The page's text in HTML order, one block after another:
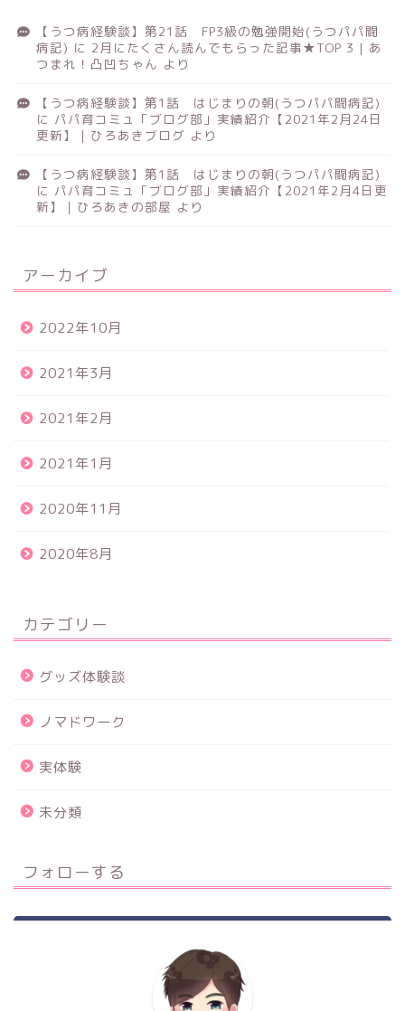
【うつ病経験談】第21話 FP3級の勉強開始(うつパパ闘
病記) に 2月にたくさん読んでもらった記事★TOP 3 | あ
つまれ！凸凹ちゃん より
【うつ病経験談】第1話 はじまりの朝(うつパパ闘病記)
に パパ育コミュ「ブログ部」実績紹介【2021年2月24日
更新】｜ひろあきブログ より
【うつ病経験談】第1話 はじまりの朝(うつパパ闘病記)
に パパ育コミュ「ブログ部」実績紹介【2021年2月4日更
新】｜ひろあきの部屋 より
アーカイブ
2022年10月
2021年3月
2021年2月
2021年1月
2020年11月
2020年8月
カテゴリー
グッズ体験談
ノマドワーク
実体験
未分類
フォローする